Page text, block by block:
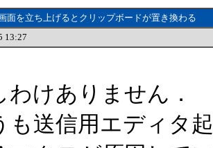
面を立ち上げるとクリップボードが置き換わる
わけありません．
も送信用エディタ